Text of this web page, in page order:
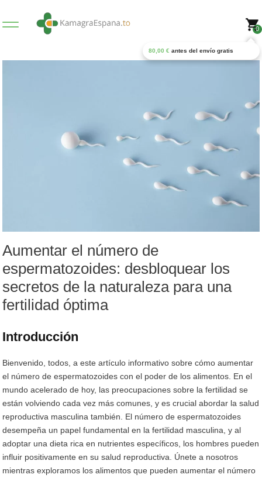
0
80,00 € antes del envío gratis
Aumentar el número de
espermatozoides: desbloquear los
secretos de la naturaleza para una
fertilidad óptima
Introducción
Bienvenido, todos, a este artículo informativo sobre cómo aumentar
el número de espermatozoides con el poder de los alimentos. En el
mundo acelerado de hoy, las preocupaciones sobre la fertilidad se
están volviendo cada vez más comunes, y es crucial abordar la salud
reproductiva masculina también. El número de espermatozoides
desempeña un papel fundamental en la fertilidad masculina, y al
adoptar una dieta rica en nutrientes específicos, los hombres pueden
influir positivamente en su salud reproductiva. Únete a nosotros
mientras exploramos los alimentos que pueden aumentar el número